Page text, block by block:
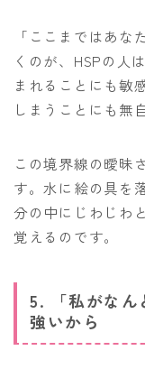
「ここまではあな
くのが、HSPの人
まれることにも敏
しまうことにも無
この境界線の曖昧
す。水に絵の具を
分の中にじわじわ
覚えるのです。
5. 「私がなん
強いから